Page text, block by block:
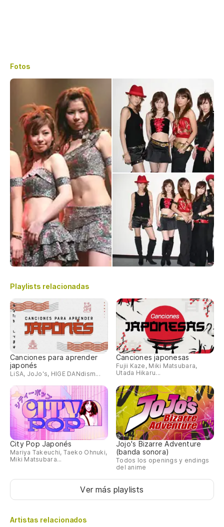
Fotos
Playlists relacionadas
Canciones para aprender
japonés
LiSA, JoJo's, HIGE DANdism...
Canciones japonesas
Fujii Kaze, Miki Matsubara,
Utada Hikaru...
City Pop Japonés
Mariya Takeuchi, Taeko Ohnuki,
Miki Matsubara...
Jojo's Bizarre Adventure
(banda sonora)
Todos los openings y endings
del anime
Ver más playlists
Artistas relacionados